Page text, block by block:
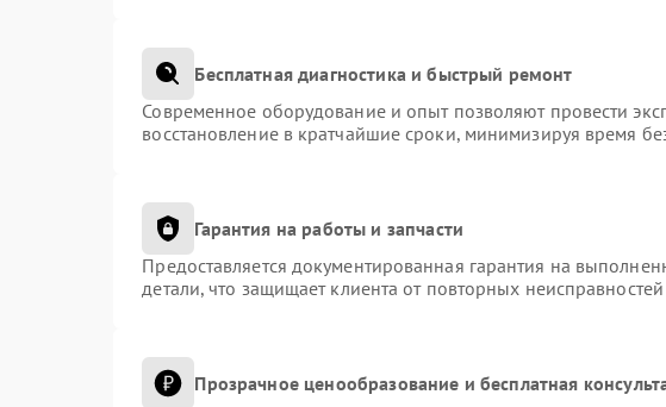
Бесплатная диагностика и быстрый ремонт
Современное оборудование и опыт позволяют провести
восстановление в кратчайшие сроки, минимизируя время
Гарантия на работы и запчасти
Предоставляется документированная гарантия на
детали, что защищает клиента от повторных неисправностей
Прозрачное ценообразование и бесплатная